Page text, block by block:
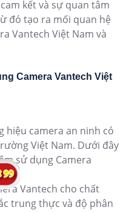
kết và sự quan tâm
đó tạo ra mối quan hệ
Vantech Việt Nam và
Camera Vantech Việt
hiệu camera an ninh có
Việt Nam. Dưới đây
sử dụng Camera
Vantech cho chất
trung thực và độ phân